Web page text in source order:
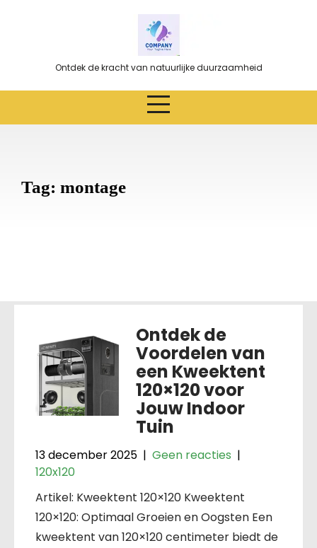
Ontdek de kracht van natuurlijke duurzaamheid
Tag: montage
Ontdek de
Voordelen van
een Kweektent
120×120 voor
Jouw Indoor
Tuin
13 december 2025 | Geen reacties |
120x120
Artikel: Kweektent 120×120 Kweektent
120×120: Optimaal Groeien en Oogsten Een
kweektent van 120×120 centimeter biedt de